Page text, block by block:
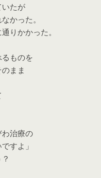
たが
かった。
りかかった。
ものを
まま
治療の
すよ」